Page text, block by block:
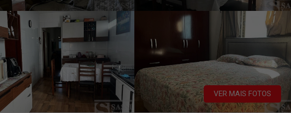
VER MAIS FOTOS